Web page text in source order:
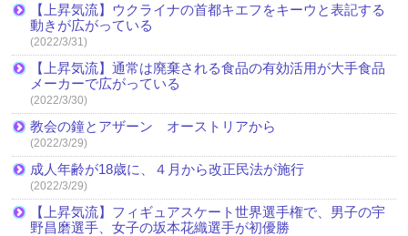
【上昇気流】ウクライナの首都キエフをキーウと表記する
動きが広がっている
(2022/3/31)
【上昇気流】通常は廃棄される食品の有効活用が大手食品
メーカーで広がっている
(2022/3/30)
教会の鐘とアザーン オーストリアから
(2022/3/29)
成人年齢が18歳に、４月から改正民法が施行
(2022/3/29)
【上昇気流】フィギュアスケート世界選手権で、男子の宇
野昌磨選手、女子の坂本花織選手が初優勝